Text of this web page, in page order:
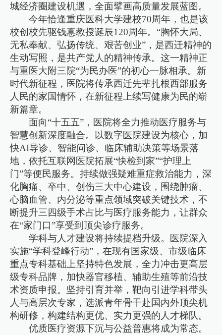
城经济圈建设机遇，全面擘画高质量发展蓝图。
今年恰逢重庆医科大学建校70周年，也是该
校创校先驱钱惪教授诞辰120周年。“胸怀大局、
无私奉献、弘扬传统、艰苦创业”，是西迁精神的
生动写照，是共产党人的精神传承。这一精神正
与重医大附三院“为民办医”的初心一脉相承。新
时代新征程，医院将传承西迁先辈扎根西部服务
人民的家国情怀，在新征程上续写健康为民的崭
新篇章。
面向“十五五”，医院将全力推动医疗服务与
智慧创新深度融合。以数字医院建设为核心，加
快AI导诊、智能问诊、临床辅助决策等场景落
地，依托互联网医院拓展“快检到家”“护理上
门”等便民服务。持续做强疑难重症救治能力，深
化胸痛、卒中、创伤三大中心建设，围绕肿瘤、
心脑血管、内分泌等重点领域突破关键技术，不
断提升三四级手术占比与医疗服务能力，让群众
在“家门口”享受到顶尖诊疗服务。
学科与人才建设将持续提档升级。医院深入
实施“学科登峰行动”，在现有国家级、市级临床
重点专科基础上坚持特色发展，全力冲击更高层
级专科品牌，加快器官移植、辅助生殖等前沿技
术资质申报。坚持引育并举，靶向引进学科带头
人与高层次专家，选派青年骨干赴国内外顶尖机
构研修，构建结构更优、实力更强的人才梯队。
优质医疗资源下沉与公益普惠将成为常态。